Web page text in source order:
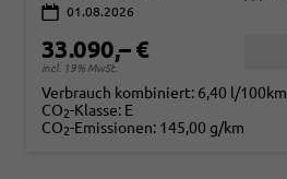
01.08.2026
33.090,– €
incl. 19% MwSt.
Verbrauch kombiniert: 6,40 l/100km
CO2-Klasse: E
CO2-Emissionen: 145,00 g/km